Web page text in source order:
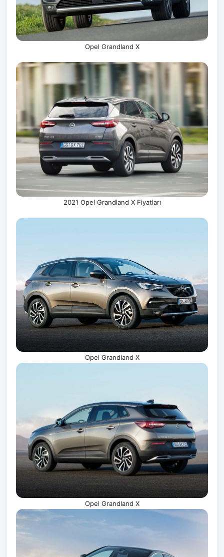
Opel Grandland X
2021 Opel Grandland X Fiyatları
Opel Grandland X
Opel Grandland X